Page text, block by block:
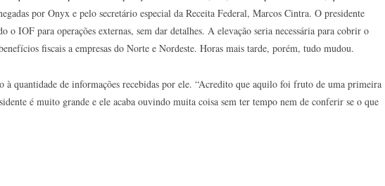
por Onyx e pelo secretário especial da Receita Federal, Marcos Cintra. O presidente
o IOF para operações externas, sem dar detalhes. A elevação seria necessária para cobrir o
fiscais a empresas do Norte e Nordeste. Horas mais tarde, porém, tudo mudou.
à quantidade de informações recebidas por ele. “Acredito que aquilo foi fruto de uma primeira
é muito grande e ele acaba ouvindo muita coisa sem ter tempo nem de conferir se o que